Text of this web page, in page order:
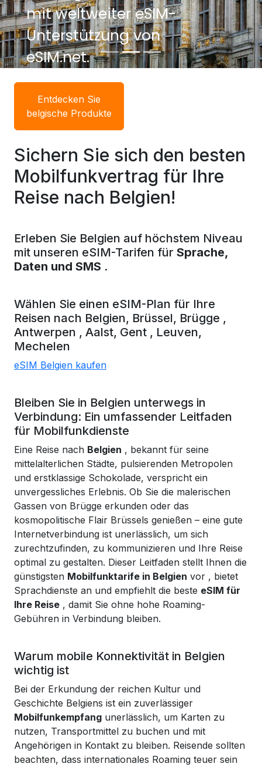
mit weltweiter eSIM-
Unterstützung von
eSIM.net.
Entdecken Sie
belgische Produkte
Sichern Sie sich den besten
Mobilfunkvertrag für Ihre
Reise nach Belgien!
Erleben Sie Belgien auf höchstem Niveau
mit unseren eSIM-Tarifen für Sprache,
Daten und SMS .
Wählen Sie einen eSIM-Plan für Ihre
Reisen nach Belgien, Brüssel, Brügge ,
Antwerpen , Aalst, Gent , Leuven,
Mechelen
eSIM Belgien kaufen
Bleiben Sie in Belgien unterwegs in
Verbindung: Ein umfassender Leitfaden
für Mobilfunkdienste
Eine Reise nach Belgien , bekannt für seine
mittelalterlichen Städte, pulsierenden Metropolen
und erstklassige Schokolade, verspricht ein
unvergessliches Erlebnis. Ob Sie die malerischen
Gassen von Brügge erkunden oder das
kosmopolitische Flair Brüssels genießen – eine gute
Internetverbindung ist unerlässlich, um sich
zurechtzufinden, zu kommunizieren und Ihre Reise
optimal zu gestalten. Dieser Leitfaden stellt Ihnen die
günstigsten Mobilfunktarife in Belgien vor , bietet
Sprachdienste an und empfiehlt die beste eSIM für
Ihre Reise , damit Sie ohne hohe Roaming-
Gebühren in Verbindung bleiben.
Warum mobile Konnektivität in Belgien
wichtig ist
Bei der Erkundung der reichen Kultur und
Geschichte Belgiens ist ein zuverlässiger
Mobilfunkempfang unerlässlich, um Karten zu
nutzen, Transportmittel zu buchen und mit
Angehörigen in Kontakt zu bleiben. Reisende sollten
beachten, dass internationales Roaming teuer sein